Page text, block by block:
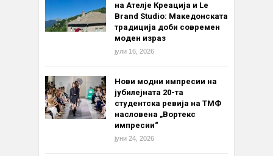
на Ателје Креација и Le
Brand Studio: Македонската
традиција доби современ
моден израз
јули 16, 2026
Нови модни импресии на
јубилејната 20-та
студентска ревија на ТМФ
насловена „Вортекс
импресии“
јуни 24, 2026